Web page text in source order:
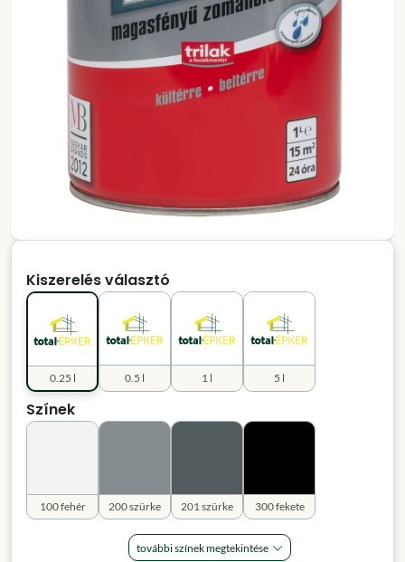
Kiszerelés választó
0.25 l 0.5 l 1 l 5 l
Színek
100 fehér 200 szürke 201 szürke 300 fekete
további színek megtekintése